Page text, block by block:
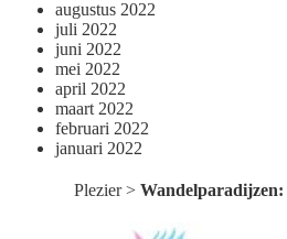
augustus 2022
juli 2022
juni 2022
mei 2022
april 2022
maart 2022
februari 2022
januari 2022
Plezier> Wandelparadijzen: